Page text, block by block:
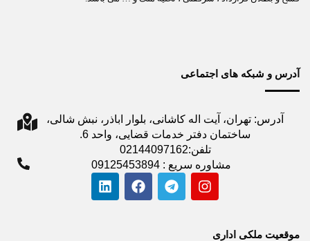
آدرس و شبکه های اجتماعی
آدرس: تهران، آیت اله کاشانی، بلوار اباذر، نبش شالی،
ساختمان دفتر خدمات قضایی، واحد 6.
تلفن:02144097162
مشاوره سریع : 09125453894
موقعیت ملکی اداری